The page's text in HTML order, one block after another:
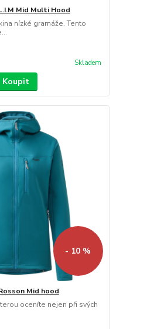
Mid Multi Hood
nízké gramáže. Tento
Skladem
Koupit
- 10 %
Mid hood
oceníte nejen při svých